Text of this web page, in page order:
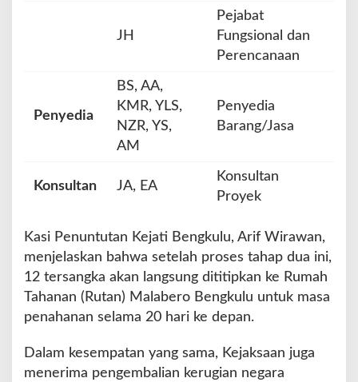
JH
Pejabat
Fungsional dan
Perencanaan
Penyedia
BS, AA,
KMR, YLS,
NZR, YS,
AM
Penyedia
Barang/Jasa
Konsultan JA, EA
Konsultan
Proyek
Kasi Penuntutan Kejati Bengkulu, Arif Wirawan,
menjelaskan bahwa setelah proses tahap dua ini,
12 tersangka akan langsung dititipkan ke Rumah
Tahanan (Rutan) Malabero Bengkulu untuk masa
penahanan selama 20 hari ke depan.
Dalam kesempatan yang sama, Kejaksaan juga
menerima pengembalian kerugian negara